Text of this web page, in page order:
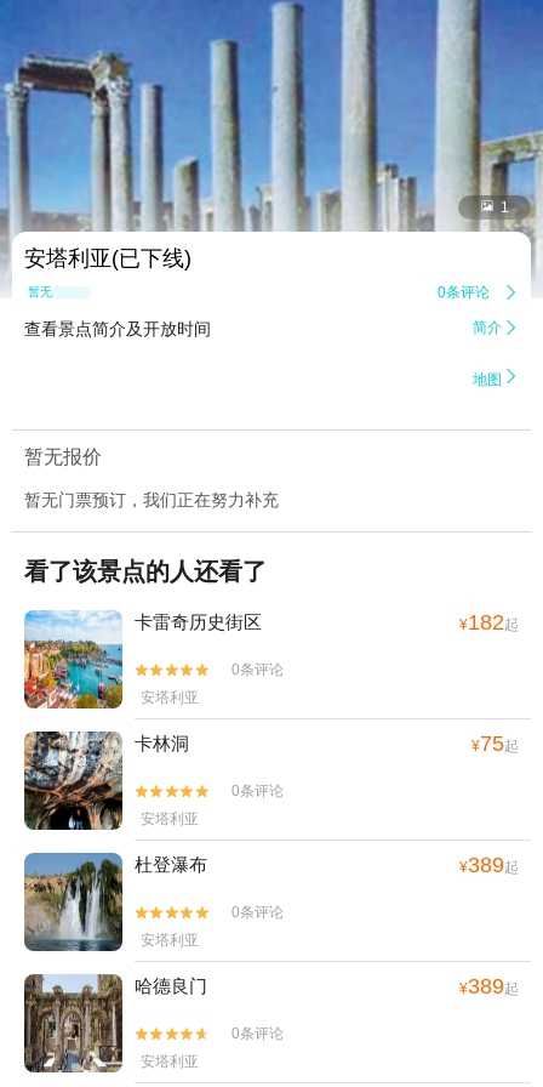
 1
安塔利亚(已下线)
暂无点评 0条评论 
查看景点简介及开放时间 简介 
地图 
暂无报价
暂无门票预订，我们正在努力补充
看了该景点的人还看了
卡雷奇历史街区 ¥182起


0条评论
安塔利亚
卡林洞 ¥75起


0条评论
安塔利亚
杜登瀑布 ¥389起


0条评论
安塔利亚
哈德良门 ¥389起


0条评论
安塔利亚